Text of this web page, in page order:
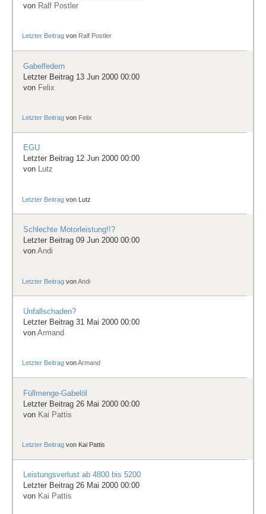
von Ralf Postler
Letzter Beitrag von Ralf Postler
Gabelfedern
Letzter Beitrag 13 Jun 2000 00:00
von Felix
Letzter Beitrag von Felix
EGU
Letzter Beitrag 12 Jun 2000 00:00
von Lutz
Letzter Beitrag von Lutz
Schlechte Motorleistung!!?
Letzter Beitrag 09 Jun 2000 00:00
von Andi
Letzter Beitrag vonAndi
Unfallschaden?
Letzter Beitrag 31 Mai 2000 00:00
von Armand
Letzter Beitrag vonArmand
Füllmenge-Gabelöl
Letzter Beitrag 26 Mai 2000 00:00
von Kai Pattis
Letzter Beitrag von Kai Pattis
Leistungsverlust ab 4800 bis 5200
Letzter Beitrag 26 Mai 2000 00:00
von Kai Pattis